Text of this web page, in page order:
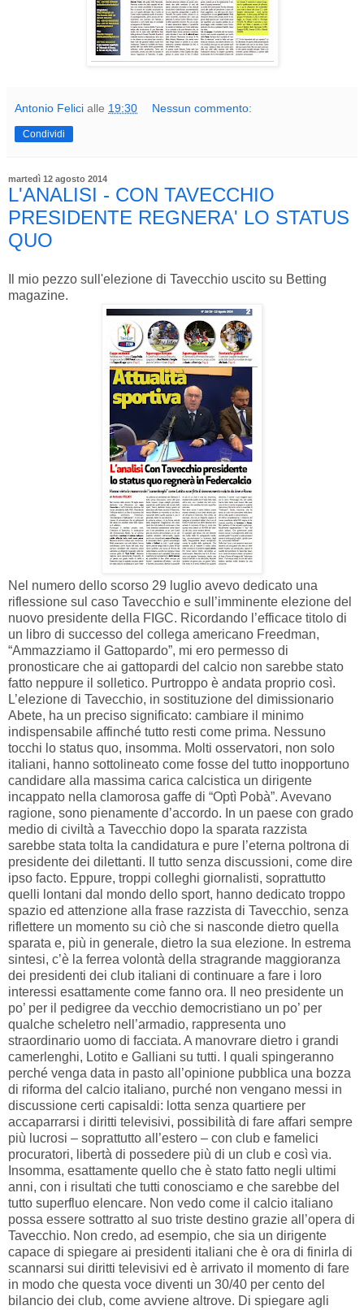
Antonio Felici alle 19:30 Nessun commento:
Condividi
martedì 12 agosto 2014
L'ANALISI - CON TAVECCHIO
PRESIDENTE REGNERA' LO STATUS
QUO
Il mio pezzo sull'elezione di Tavecchio uscito su Betting
magazine.
Nel numero dello scorso 29 luglio avevo dedicato una
riflessione sul caso Tavecchio e sull’imminente elezione del
nuovo presidente della FIGC. Ricordando l’efficace titolo di
un libro di successo del collega americano Freedman,
“Ammazziamo il Gattopardo”, mi ero permesso di
pronosticare che ai gattopardi del calcio non sarebbe stato
fatto neppure il solletico. Purtroppo è andata proprio così.
L’elezione di Tavecchio, in sostituzione del dimissionario
Abete, ha un preciso significato: cambiare il minimo
indispensabile affinché tutto resti come prima. Nessuno
tocchi lo status quo, insomma. Molti osservatori, non solo
italiani, hanno sottolineato come fosse del tutto inopportuno
candidare alla massima carica calcistica un dirigente
incappato nella clamorosa gaffe di “Optì Pobà”. Avevano
ragione, sono pienamente d’accordo. In un paese con grado
medio di civiltà a Tavecchio dopo la sparata razzista
sarebbe stata tolta la candidatura e pure l’eterna poltrona di
presidente dei dilettanti. Il tutto senza discussioni, come dire
ipso facto. Eppure, troppi colleghi giornalisti, soprattutto
quelli lontani dal mondo dello sport, hanno dedicato troppo
spazio ed attenzione alla frase razzista di Tavecchio, senza
riflettere un momento su ciò che si nasconde dietro quella
sparata e, più in generale, dietro la sua elezione. In estrema
sintesi, c’è la ferrea volontà della stragrande maggioranza
dei presidenti dei club italiani di continuare a fare i loro
interessi esattamente come fanno ora. Il neo presidente un
po’ per il pedigree da vecchio democristiano un po’ per
qualche scheletro nell’armadio, rappresenta uno
straordinario uomo di facciata. A manovrare dietro i grandi
camerlenghi, Lotito e Galliani su tutti. I quali spingeranno
perché venga data in pasto all’opinione pubblica una bozza
di riforma del calcio italiano, purché non vengano messi in
discussione certi capisaldi: lotta senza quartiere per
accaparrarsi i diritti televisivi, possibilità di fare affari sempre
più lucrosi – soprattutto all’estero – con club e famelici
procuratori, libertà di possedere più di un club e così via.
Insomma, esattamente quello che è stato fatto negli ultimi
anni, con i risultati che tutti conosciamo e che sarebbe del
tutto superfluo elencare. Non vedo come il calcio italiano
possa essere sottratto al suo triste destino grazie all’opera di
Tavecchio. Non credo, ad esempio, che sia un dirigente
capace di spiegare ai presidenti italiani che è ora di finirla di
scannarsi sui diritti televisivi ed è arrivato il momento di fare
in modo che questa voce diventi un 30/40 per cento del
bilancio dei club, come avviene altrove. Di spiegare agli